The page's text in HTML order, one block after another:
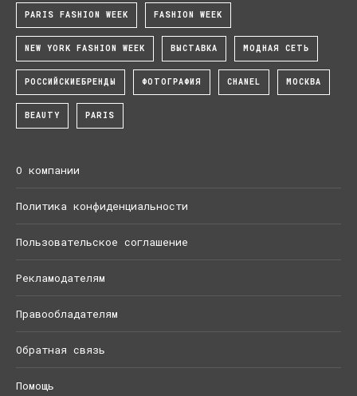
PARIS FASHION WEEK FASHION WEEK
NEW YORK FASHION WEEK ВЫСТАВКА МОДНАЯ СЕТЬ
РОССИЙСКИЕБРЕНДЫ ФОТОГРАФИЯ CHANEL МОСКВА
BEAUTY PARIS
О компании
Политика конфиденциальности
Пользовательское соглашение
Рекламодателям
Правообладателям
Обратная связь
Помощь